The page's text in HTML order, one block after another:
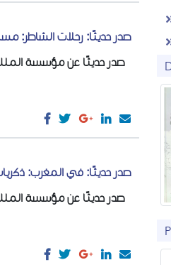
صدر حديثًا: رحلات الشاطر:
صدر حديثًا عن مؤسسة الملك
صدر حديثًا: في المغرب: ذكريات
صدر حديثًا عن مؤسسة الملك